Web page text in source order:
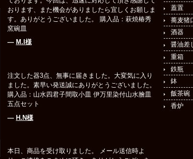
蓋置
蕎麦猪
酒器
醤油差
重箱
鉄瓶
鉢
飯茶碗
香炉
おります、また機会がありましたら宜しくお願しま
す。ありがとうございました。 購入品：萩焼椿秀
窯碗皿
― M.I様
注文した器3点、無事に届きました。大変気に入り
ました。素早い発送誠にありがとうございました。
購入品：山水四君子間取小皿 伊万里染付山水膾皿
五点セット
― H.N様
本日、商品を受け取りました。 メール送信時よ